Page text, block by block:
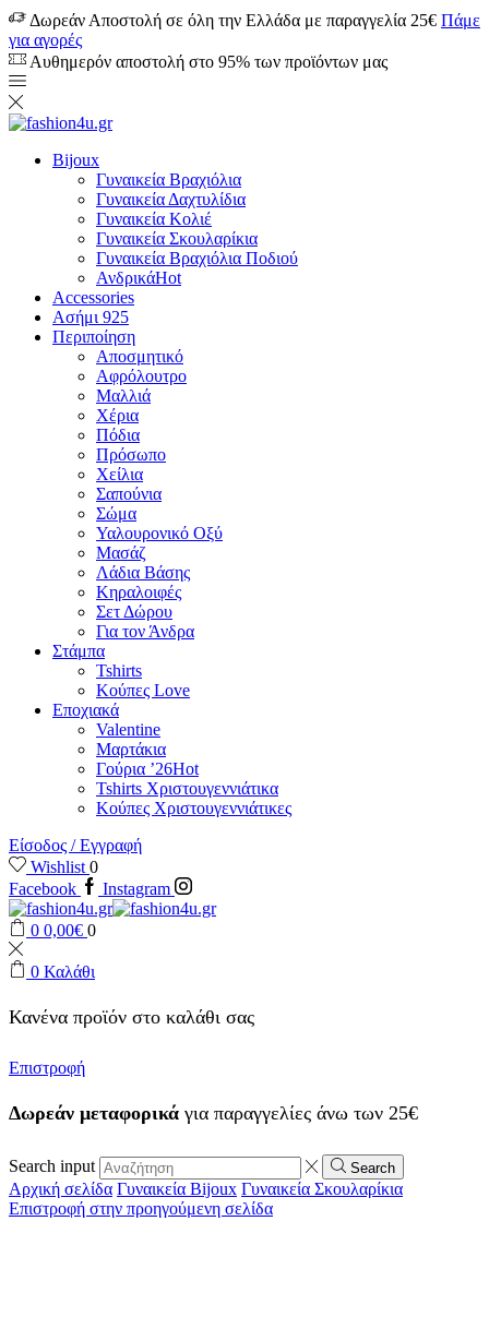
Δωρεάν Αποστολή σε όλη την Ελλάδα με παραγγελία 25€ Πάμε
για αγορές
Αυθημερόν αποστολή στο 95% των προϊόντων μας
Bijoux
Γυναικεία Βραχιόλια
Γυναικεία Δαχτυλίδια
Γυναικεία Κολιέ
Γυναικεία Σκουλαρίκια
Γυναικεία Βραχιόλια Ποδιού
ΑνδρικάHot
Accessories
Ασήμι 925
Περιποίηση
Αποσμητικό
Αφρόλουτρο
Μαλλιά
Χέρια
Πόδια
Πρόσωπο
Χείλια
Σαπούνια
Σώμα
Υαλουρονικό Οξύ
Μασάζ
Λάδια Βάσης
Κηραλοιφές
Σετ Δώρου
Για τον Άνδρα
Στάμπα
Tshirts
Κούπες Love
Εποχιακά
Valentine
Μαρτάκια
Γούρια ’26Hot
Tshirts Χριστουγεννιάτικα
Κούπες Χριστουγεννιάτικες
Είσοδος / Εγγραφή
Wishlist 0
Facebook
Instagram
0 0,00€ 0
0 Καλάθι
Κανένα προϊόν στο καλάθι σας
Επιστροφή
Δωρεάν μεταφορικά για παραγγελίες άνω των 25€
Search input Search
Αρχική σελίδα Γυναικεία Bijoux Γυναικεία Σκουλαρίκια
Επιστροφή στην προηγούμενη σελίδα